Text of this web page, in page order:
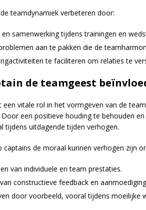
teamdynamiek verbeteren door:
samenwerking tijdens trainingen en
aan te pakken die de
te faciliteren om relaties te
de teamgeest
een vitale rol in het vormgeven van de
een positieve houding te behouden
tijdens uitdagende tijden verhogen.
captains de moraal kunnen verhogen zijn
van individuele en team prestaties.
constructieve feedback en
door voorbeeld, vooral tijdens moeilijke